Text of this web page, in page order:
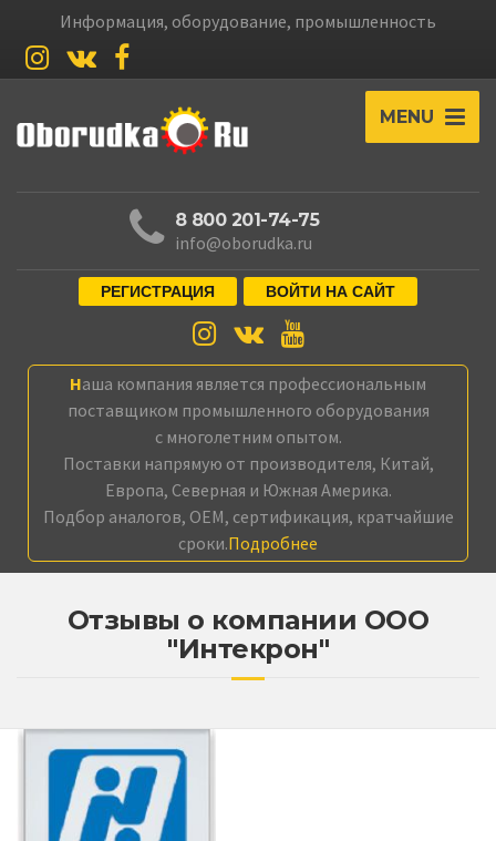
Информация, оборудование, промышленность
MENU
8 800 201-74-75
info@oborudka.ru
РЕГИСТРАЦИЯ ВОЙТИ НА САЙТ
Наша компания является профессиональным
поставщиком промышленного оборудования
с многолетним опытом.
Поставки напрямую от производителя, Китай,
Европа, Северная и Южная Америка.
Подбор аналогов, OEM, сертификация, кратчайшие
сроки.Подробнее
Отзывы о компании ООО
"Интекрон"